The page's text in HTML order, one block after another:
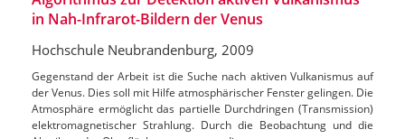
in Nah-Infrarot-Bildern der Venus
Hochschule Neubrandenburg, 2009
Gegenstand der Arbeit ist die Suche nach aktiven Vulkanismus auf
der Venus. Dies soll mit Hilfe atmosphärischer Fenster gelingen. Die
Atmosphäre ermöglicht das partielle Durchdringen (Transmission)
elektromagnetischer Strahlung. Durch die Beobachtung und die